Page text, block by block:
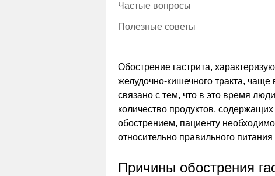
Частые вопросы
Полезные советы
Обострение гастрита,
желудочно-кишечного тракта,
связано с тем, что в это время
количество продуктов,
обострением, пациенту
относительно правильного
Причины обострения